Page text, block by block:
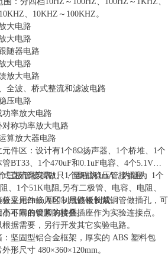
、10KHZ～100KHZ。
大电路
大电路
随器电路
大电路
放大电路
全波、桥式整流和滤波电路
压电路
功率放大电路
对称功率放大电路
算放大器电路
元件区：设计有1个8Ω扬声器、1个桥堆、1个
BT33、1个470uF和0.1uF电容、4个5.1V稳
三极管接插做、1个集成稳压管接插座、1个
、1个51K电阻,另有二极管、电容、电阻、
分立元件接入区，用镀银长紫铜管做插孔，可
小不同的管脚的接插。
式直流毫安表1只，量程为1mA，内阻为
板采用2mm厚印制线路板制成。
高可靠自锁紧防转叠插座作为实验连接点。
根据需要，另行开发其它实验电路。
：坚固型铝合金框架，厚实的 ABS 塑料包
形尺寸 480×360×120mm。